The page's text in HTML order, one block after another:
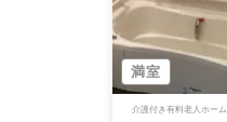
満室
介護付き有料老人ホーム